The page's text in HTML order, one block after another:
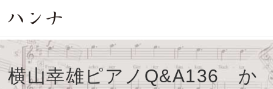
横山幸雄ピアノQ&A136 か